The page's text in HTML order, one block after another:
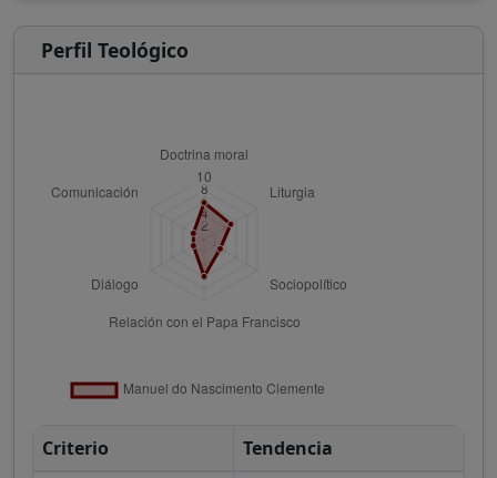
Perfil Teológico
Criterio Tendencia